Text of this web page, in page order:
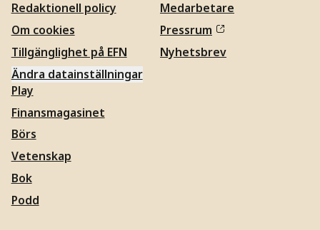
Redaktionell policy
Om cookies
Tillgänglighet på EFN
Ändra datainställningar
Medarbetare
Pressrum
Nyhetsbrev
Play
Finansmagasinet
Börs
Vetenskap
Bok
Podd